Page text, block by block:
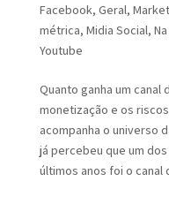
Facebook, Geral,
métrica, Midia Social,
Youtube
Quanto ganha um canal
monetização e os
acompanha o universo
já percebeu que um
últimos anos foi o canal